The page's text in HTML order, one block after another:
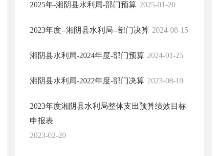
2025年-湘阴县水利局-部门预算 2025-01-20
2023年度--湘阴县水利局--部门决算 2024-08-15
湘阴县水利局-2024年度-部门预算 2024-01-25
湘阴县水利局-2022年度-部门决算 2023-08-10
2023年度湘阴县水利局整体支出预算绩效目标
申报表
2023-02-20